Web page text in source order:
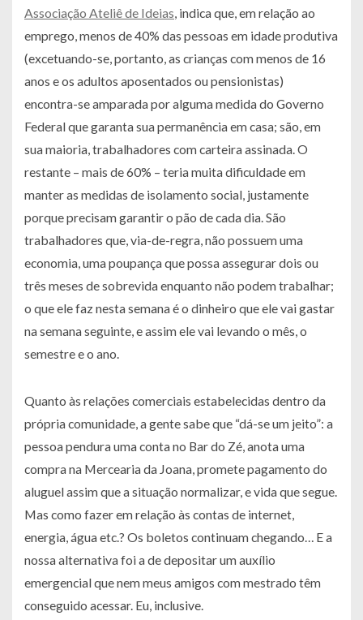
Associação Ateliê de Ideias , indica que, em relação ao
emprego, menos de 40% das pessoas em idade produtiva
(excetuando-se, portanto, as crianças com menos de 16
anos e os adultos aposentados ou pensionistas)
encontra-se amparada por alguma medida do Governo
Federal que garanta sua permanência em casa; são, em
sua maioria, trabalhadores com carteira assinada. O
restante – mais de 60% – teria muita dificuldade em
manter as medidas de isolamento social, justamente
porque precisam garantir o pão de cada dia. São
trabalhadores que, via-de-regra, não possuem uma
economia, uma poupança que possa assegurar dois ou
três meses de sobrevida enquanto não podem trabalhar;
o que ele faz nesta semana é o dinheiro que ele vai gastar
na semana seguinte, e assim ele vai levando o mês, o
semestre e o ano.
Quanto às relações comerciais estabelecidas dentro da
própria comunidade, a gente sabe que “dá-se um jeito”: a
pessoa pendura uma conta no Bar do Zé, anota uma
compra na Mercearia da Joana, promete pagamento do
aluguel assim que a situação normalizar, e vida que segue.
Mas como fazer em relação às contas de internet,
energia, água etc.? Os boletos continuam chegando… E a
nossa alternativa foi a de depositar um auxílio
emergencial que nem meus amigos com mestrado têm
conseguido acessar. Eu, inclusive.